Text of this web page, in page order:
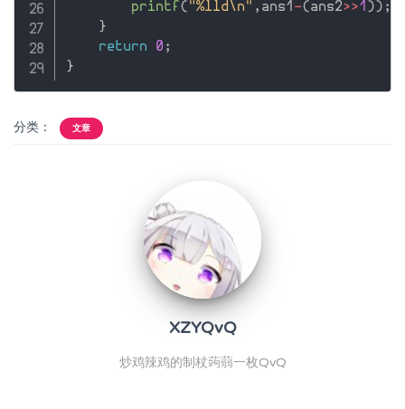
printf ( "%lld\n" , ans1 -(ans2>>1 )) ;
}
return
0 ;
}
分类： 文章
XZYQvQ
炒鸡辣鸡的制杖蒟蒻一枚QvQ